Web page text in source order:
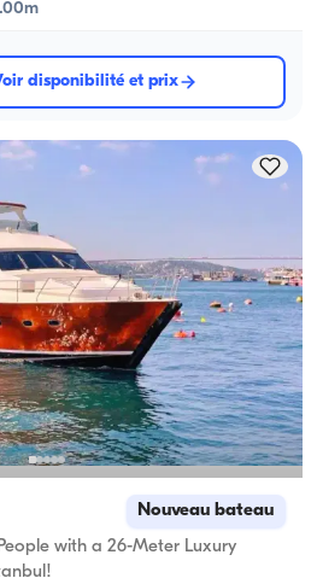
disponibilité et prix
Nouveau bateau
with a 26-Meter Luxury